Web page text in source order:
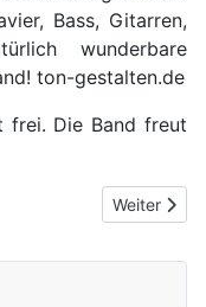
Bass, Gitarren,
wunderbare
ton-gestalten.de
frei. Die Band freut
in der Dorfkirche
Nächster
Weiter